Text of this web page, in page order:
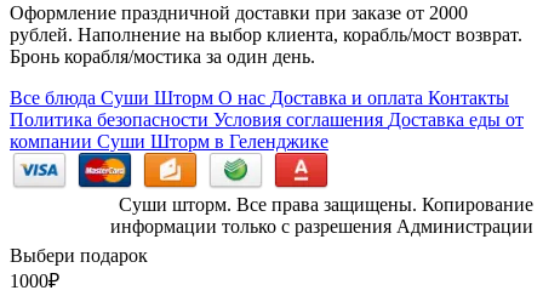
Оформление праздничной доставки при заказе от 2000
рублей. Наполнение на выбор клиента, корабль/мост возврат.
Бронь корабля/мостика за один день.
Все блюда Суши Шторм О нас Доставка и оплата Контакты
Политика безопасности Условия соглашения Доставка еды от
компании Суши Шторм в Геленджике
Суши шторм. Все права защищены. Копирование
информации только с разрешения Администрации
Выбери подарок
1000₽